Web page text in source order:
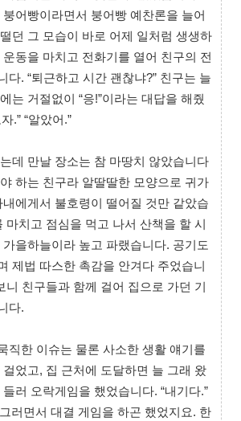
어빵이라면서 붕어빵 예찬론을 늘어
던 그 모습이 바로 어제 일처럼 생생하
동을 마치고 전화기를 열어 친구의 전
다. “퇴근하고 시간 괜찮냐?” 친구는 늘
는 거절없이 “응!”이라는 대답을 해줬
.” “알았어.”
데 만날 장소는 참 마땅치 않았습니다
하는 친구라 알딸딸한 모양으로 귀가
에게서 불호령이 떨어질 것만 같았습
마치고 점심을 먹고 나서 산책을 할 시
을하늘이라 높고 파랬습니다. 공기도
제법 따스한 촉감을 안겨다 주었습니
니 친구들과 함께 걸어 집으로 가던 기
다.
직한 이슈는 물론 사소한 생활 얘기를
었고, 집 근처에 도달하면 늘 그래 왔
러 오락게임을 했었습니다. “내기다.”
러면서 대결 게임을 하곤 했었지요. 한